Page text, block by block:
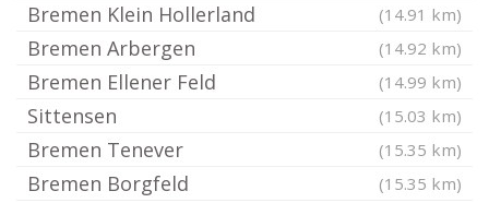
Bremen Klein Hollerland (14.91 km)
Bremen Arbergen (14.92 km)
Bremen Ellener Feld (14.99 km)
Sittensen (15.03 km)
Bremen Tenever (15.35 km)
Bremen Borgfeld (15.35 km)